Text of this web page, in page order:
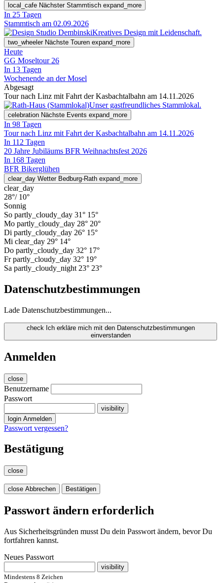
local_cafe Nächster Stammtisch expand_more
In 25 Tagen
Stammtisch am 02.09.2026
Kreatives Design mit Leidenschaft.
two_wheeler Nächste Touren expand_more
Heute
GG Moseltour 26
In 13 Tagen
Wochenende an der Mosel
Abgesagt
Tour nach Linz mit Fahrt der Kasbachtalbahn am 14.11.2026
Unser gastfreundliches Stammlokal.
celebration Nächste Events expand_more
In 98 Tagen
Tour nach Linz mit Fahrt der Kasbachtalbahn am 14.11.2026
In 112 Tagen
20 Jahre Jubiläums BFR Weihnachtsfest 2026
In 168 Tagen
BFR Bikerglühen
clear_day Wetter Bedburg-Rath expand_more
clear_day
28°/ 10°
Sonnig
So partly_cloudy_day 31° 15°
Mo partly_cloudy_day 28° 20°
Di partly_cloudy_day 26° 15°
Mi clear_day 29° 14°
Do partly_cloudy_day 32° 17°
Fr partly_cloudy_day 32° 19°
Sa partly_cloudy_night 23° 23°
Datenschutzbestimmungen
Lade Datenschutzbestimmungen...
check Ich erkläre mich mit den Datenschutzbestimmungen
einverstanden
Anmelden
close
Benutzername
Passwort
visibility
login Anmelden
Passwort vergessen?
Bestätigung
close
close Abbrechen Bestätigen
Passwort ändern erforderlich
Aus Sicherheitsgründen musst Du dein Passwort ändern, bevor Du
fortfahren kannst.
Neues Passwort
visibility
Mindestens 8 Zeichen